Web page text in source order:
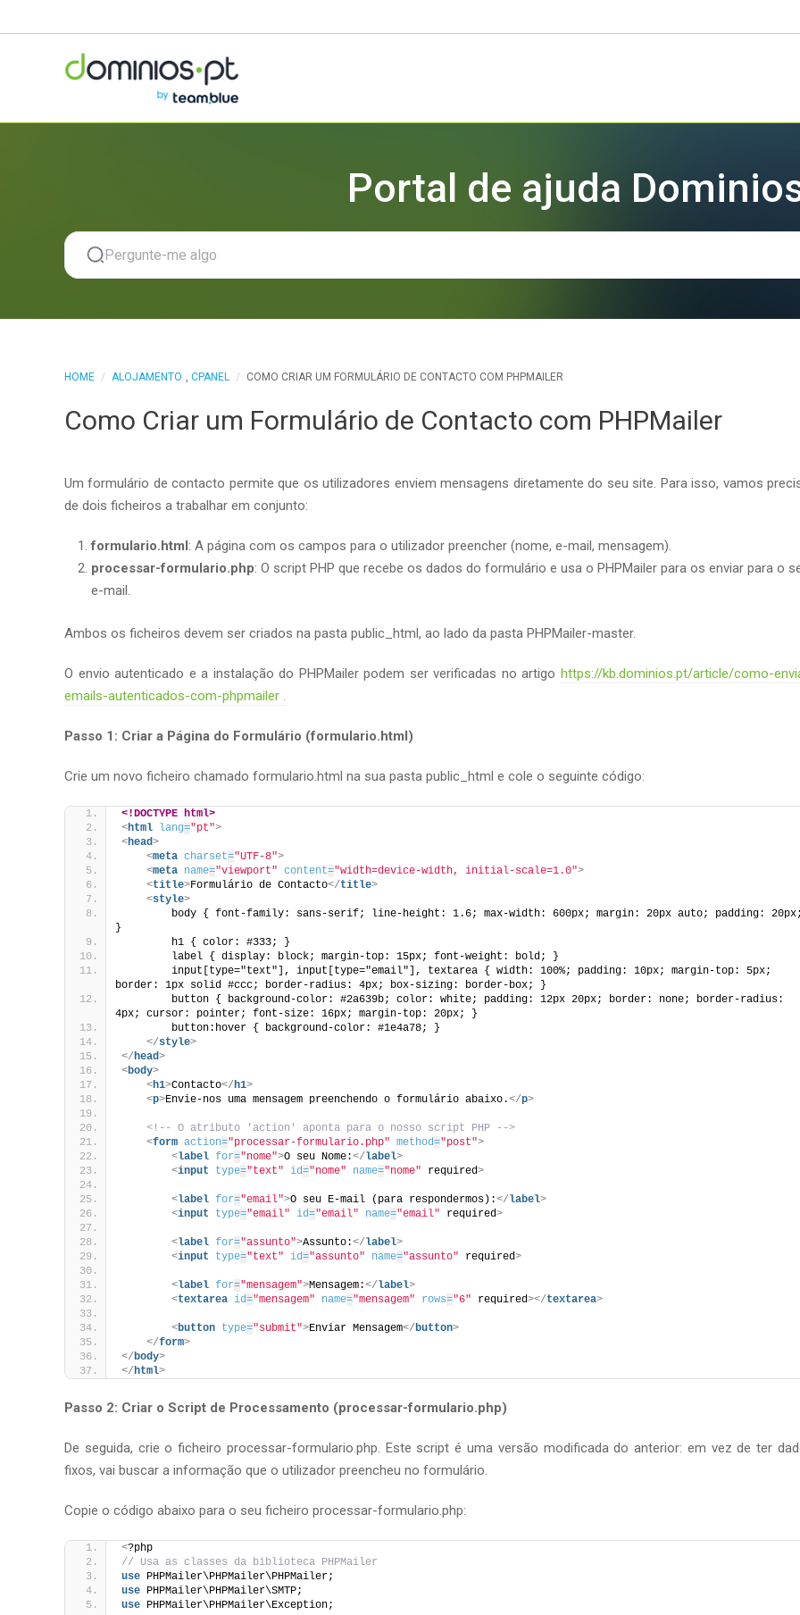
Portal de ajuda
HOME / ALOJAMENTO , CPANEL / COMO CRIAR UM FORMULÁRIO DE CONTACTO COM PHPMAILER
Como Criar um Formulário de Contacto com PHPMailer
Um formulário de contacto permite que os utilizadores enviem mensagens diretamente do seu site. Para isso, vamos
de dois ficheiros a trabalhar em conjunto:
formulario.html: A página com os campos para o utilizador preencher (nome, e-mail, mensagem).
processar-formulario.php: O script PHP que recebe os dados do formulário e usa o PHPMailer para os enviar para o
e-mail.
Ambos os ficheiros devem ser criados na pasta public_html, ao lado da pasta PHPMailer-master.
O envio autenticado e a instalação do PHPMailer podem ser verificadas no artigo https://kb.dominios.pt/article/como-
emails-autenticados-com-phpmailer .
Passo 1: Criar a Página do Formulário (formulario.html)
Crie um novo ficheiro chamado formulario.html na sua pasta public_html e cole o seguinte código:
<!DOCTYPE html>
<html lang="pt">
<head>
<meta charset="UTF-8">
<meta name="viewport" content="width=device-width, initial-scale=1.0">
<title>Formulário de Contacto</title>
<style>
body { font-family: sans-serif; line-height: 1.6; max-width: 600px; margin: 20px auto; padding:
}
        h1 { color: #333; }
        label { display: block; margin-top: 15px; font-weight: bold; }
        input[type="text"], input[type="email"], textarea { width: 100%; padding: 10px; margin-top: 5px;
border: 1px solid #ccc; border-radius: 4px; box-sizing: border-box; }
        button { background-color: #2a639b; color: white; padding: 12px 20px; border: none; border-radius:
4px; cursor: pointer; font-size: 16px; margin-top: 20px; }
        button:hover { background-color: #1e4a78; }
</style>
</head>
<body>
<h1>Contacto</h1>
<p>Envie-nos uma mensagem preenchendo o formulário abaixo.</p>
<!-- O atributo 'action' aponta para o nosso script PHP -->
<form action="processar-formulario.php" method="post">
<label for="nome">O seu Nome:</label>
<input type="text" id="nome" name="nome" required>
<label for="email">O seu E-mail (para respondermos):</label>
<input type="email" id="email" name="email" required>
<label for="assunto">Assunto:</label>
<input type="text" id="assunto" name="assunto" required>
<label for="mensagem">Mensagem:</label>
<textarea id="mensagem" name="mensagem" rows="6" required></textarea>
<button type="submit">Enviar Mensagem</button>
</form>
</body>
</html>
Passo 2: Criar o Script de Processamento (processar-formulario.php)
De seguida, crie o ficheiro processar-formulario.php. Este script é uma versão modificada do anterior: em vez de ter
fixos, vai buscar a informação que o utilizador preencheu no formulário.
Copie o código abaixo para o seu ficheiro processar-formulario.php:
<?php
// Usa as classes da biblioteca PHPMailer
use PHPMailer\PHPMailer\PHPMailer;
use PHPMailer\PHPMailer\SMTP;
use PHPMailer\PHPMailer\Exception;